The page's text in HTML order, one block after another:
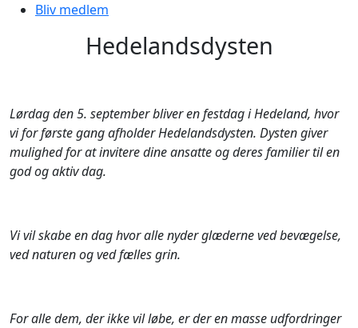
Bliv medlem
Hedelandsdysten
Lørdag den 5. september bliver en festdag i Hedeland, hvor
vi for første gang afholder Hedelandsdysten. Dysten giver
mulighed for at invitere dine ansatte og deres familier til en
god og aktiv dag.
Vi vil skabe en dag hvor alle nyder glæderne ved bevægelse,
ved naturen og ved fælles grin.
For alle dem, der ikke vil løbe, er der en masse udfordringer